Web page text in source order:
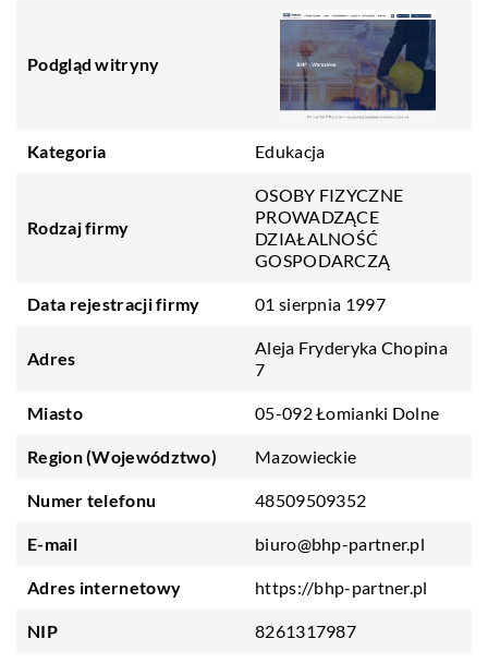
Podgląd witryny
Kategoria Edukacja
Rodzaj firmy
OSOBY FIZYCZNE
PROWADZĄCE
DZIAŁALNOŚĆ
GOSPODARCZĄ
Data rejestracji firmy 01 sierpnia 1997
Adres
Aleja Fryderyka Chopina
7
Miasto 05-092 Łomianki Dolne
Region (Województwo) Mazowieckie
Numer telefonu 48509509352
E-mail biuro@bhp-partner.pl
Adres internetowy https://bhp-partner.pl
NIP 8261317987